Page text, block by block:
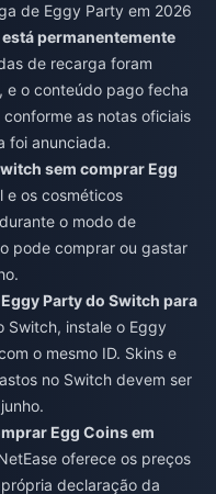
de Eggy Party em 2026
permanentemente
de recarga foram
e o conteúdo pago fecha
as notas oficiais
foi anunciada.
sem comprar Egg
e os cosméticos
o modo de
pode comprar ou gastar
Party do Switch para
Switch, instale o Eggy
o mesmo ID. Skins e
no Switch devem ser
Egg Coins em
oferece os preços
declaração da